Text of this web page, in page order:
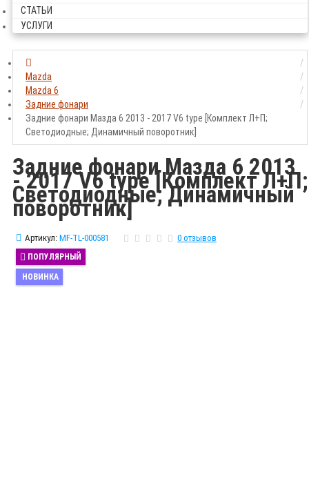
СТАТЬИ
УСЛУГИ
Mazda
Mazda 6
Задние фонари
Задние фонари Мазда 6 2013 - 2017 V6 type [Комплект Л+П;
Светодиодные; Динамичный поворотник]
Задние фонари Мазда 6 2013
- 2017 V6 type [Комплект Л+П;
Светодиодные; Динамичный
поворотник]
Артикул: MF-TL-000581 0 отзывов
ПОПУЛЯРНЫЙ
НОВИНКА